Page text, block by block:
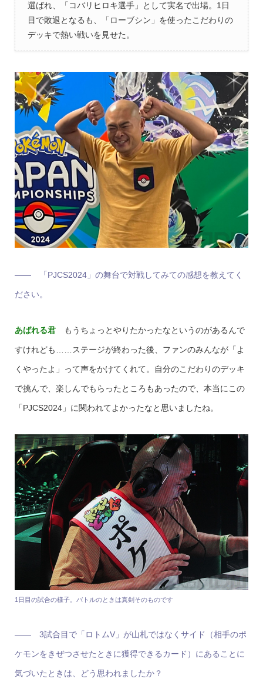
選ばれ、「コバリヒロキ選手」として実名で出場。1日
目で敗退となるも、「ローブシン」を使ったこだわりの
デッキで熱い戦いを見せた。
―― 「PJCS2024」の舞台で対戦してみての感想を教えてく
ださい。
あばれる君もうちょっとやりたかったなというのがあるんで
すけれども……ステージが終わった後、ファンのみんなが「よ
くやったよ」って声をかけてくれて。自分のこだわりのデッキ
で挑んで、楽しんでもらったところもあったので、本当にこの
「PJCS2024」に関われてよかったなと思いましたね。
1日目の試合の様子。バトルのときは真剣そのものです
―― 3試合目で「ロトムV」が山札ではなくサイド（相手のポ
ケモンをきぜつさせたときに獲得できるカード）にあることに
気づいたときは、どう思われましたか？